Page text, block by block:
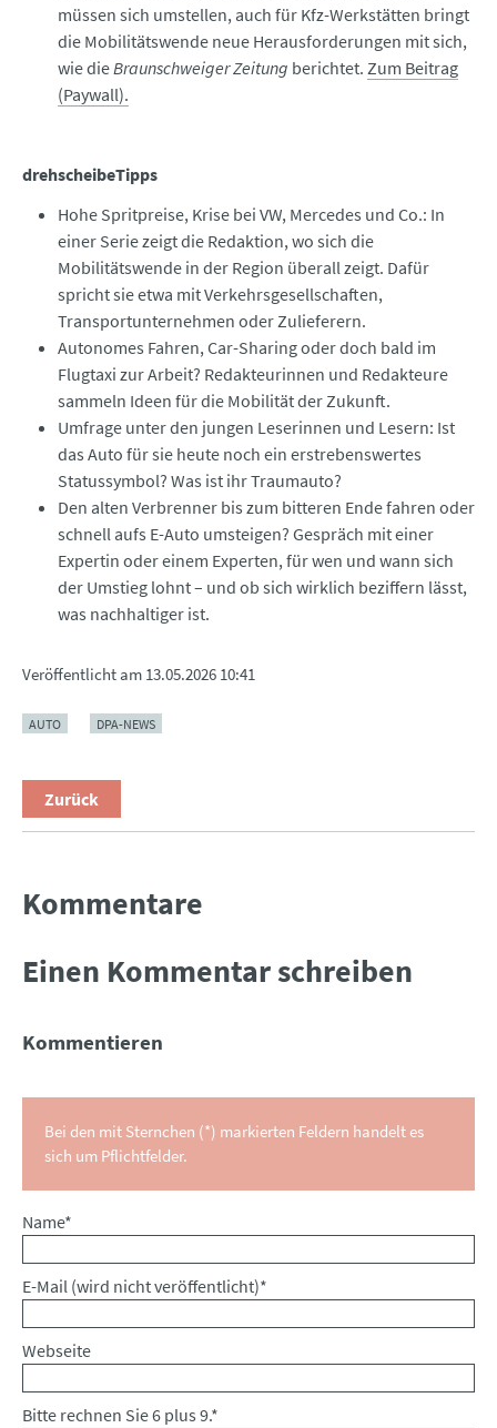
müssen sich umstellen, auch für Kfz-Werkstätten bringt
die Mobilitätswende neue Herausforderungen mit sich,
wie dieBraunschweiger Zeitung berichtet. Zum Beitrag
(Paywall).
drehscheibeTipps
Hohe Spritpreise, Krise bei VW, Mercedes und Co.: In
einer Serie zeigt die Redaktion, wo sich die
Mobilitätswende in der Region überall zeigt. Dafür
spricht sie etwa mit Verkehrsgesellschaften,
Transportunternehmen oder Zulieferern.
Autonomes Fahren, Car-Sharing oder doch bald im
Flugtaxi zur Arbeit? Redakteurinnen und Redakteure
sammeln Ideen für die Mobilität der Zukunft.
Umfrage unter den jungen Leserinnen und Lesern: Ist
das Auto für sie heute noch ein erstrebenswertes
Statussymbol? Was ist ihr Traumauto?
Den alten Verbrenner bis zum bitteren Ende fahren oder
schnell aufs E-Auto umsteigen? Gespräch mit einer
Expertin oder einem Experten, für wen und wann sich
der Umstieg lohnt – und ob sich wirklich beziffern lässt,
was nachhaltiger ist.
Veröffentlicht am 13.05.2026 10:41
AUTO DPA-NEWS
Zurück
Kommentare
Einen Kommentar schreiben
Kommentieren
Bei den mit Sternchen (*) markierten Feldern handelt es
sich um Pflichtfelder.
Pflichtfeld
Name*
Pflichtfeld
E-Mail (wird nicht veröffentlicht)*
Webseite
Bitte rechnen Sie 6 plus 9.*